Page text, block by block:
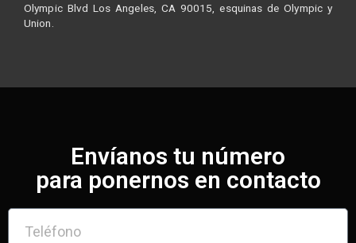
Olympic Blvd Los Angeles, CA 90015, esquinas de Olympic y
Union.
Envíanos tu número
para ponernos en contacto